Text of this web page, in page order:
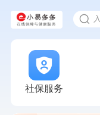
社保服务
7分钟前 毛**
购买了
7分钟前 潘
刚刚
赵
刚刚